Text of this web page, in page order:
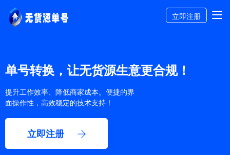
立即注册
单号转换，让无货源生意更合规！
提升工作效率、降低商家成本。便捷的界
面操作性，高效稳定的技术支持！
立即注册